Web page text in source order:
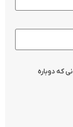
که دوباره